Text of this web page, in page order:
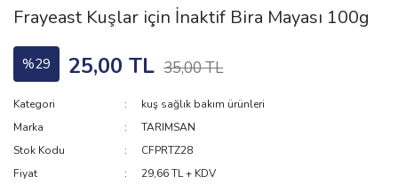
Frayeast Kuşlar için İnaktif Bira Mayası 100g
%29 25,00 TL 35,00 TL
Kategori
kuş sağlık bakım ürünleri
Marka
TARIMSAN
Stok Kodu
CFPRTZ28
Fiyat
29,66 TL + KDV